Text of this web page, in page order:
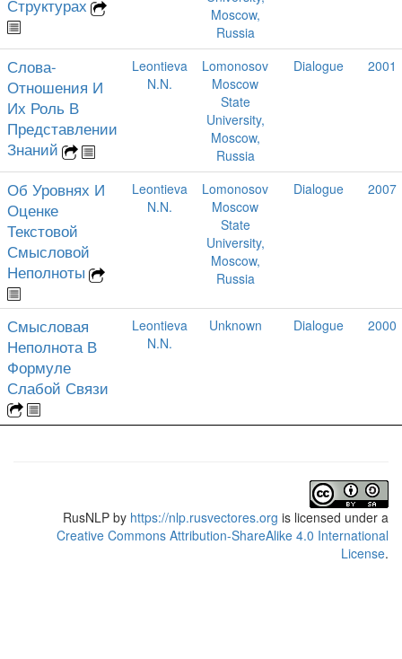
Структурах
Moscow,
Russia
Слова-
Отношения И
Их Роль В
Представлении
Знаний
Leontieva
N.N.
Lomonosov
Moscow
State
University,
Moscow,
Russia
Dialogue 2001
Об Уровнях И
Оценке
Текстовой
Смысловой
Неполноты
Leontieva
N.N.
Lomonosov
Moscow
State
University,
Moscow,
Russia
Dialogue 2007
Смысловая
Неполнота В
Формуле
Слабой Связи
Leontieva
N.N.
Unknown Dialogue 2000
RusNLP by https://nlp.rusvectores.org is licensed under a
Creative Commons Attribution-ShareAlike 4.0 International
License.